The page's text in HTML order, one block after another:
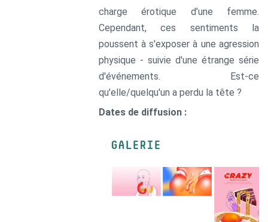
charge érotique d’une femme.
Cependant, ces sentiments la
poussent à s'exposer à une agression
physique - suivie d'une étrange série
d'événements. Est-ce
qu'elle/quelqu'un a perdu la tête ?
Dates de diffusion :
GALERIE